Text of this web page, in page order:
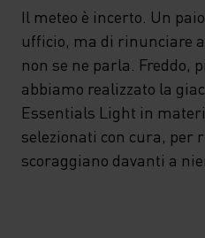
Il meteo è incerto. Un
ufficio, ma di rinunciare
non se ne parla. Freddo,
abbiamo realizzato la
Essentials Light in
selezionati con cura, per
scoraggiano davanti a